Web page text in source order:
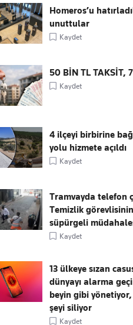
Homeros’u
unuttular
Kaydet
50 BİN TL TAKSİT,
Kaydet
4 ilçeyi birbirine
yolu hizmete açıldı
Kaydet
Tramvayda telefon
Temizlik görevlisinin
süpürgeli
Kaydet
13 ülkeye sızan
dünyayı alarma
beyin gibi
şeyi siliyor
Kaydet